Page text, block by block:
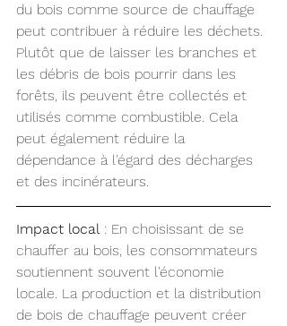
du bois comme source de chauffage
peut contribuer à réduire les déchets.
Plutôt que de laisser les branches et
les débris de bois pourrir dans les
forêts, ils peuvent être collectés et
utilisés comme combustible. Cela
peut également réduire la
dépendance à l'égard des décharges
et des incinérateurs.
Impact local : En choisissant de se
chauffer au bois, les consommateurs
soutiennent souvent l'économie
locale. La production et la distribution
de bois de chauffage peuvent créer